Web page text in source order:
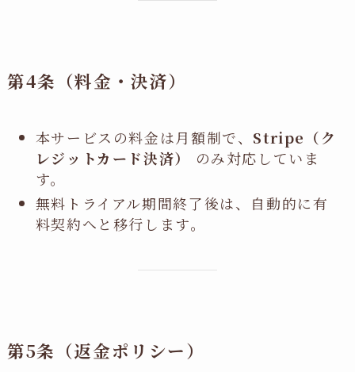
第4条（料金・決済）
本サービスの料金は月額制で、 Stripe（ク
レジットカード決済）
のみ対応していま
す。
無料トライアル期間終了後は、自動的に有
料契約へと移行します。
第5条（返金ポリシー）